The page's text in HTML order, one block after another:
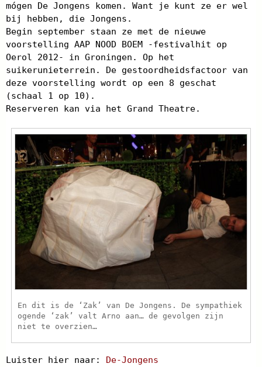
mógen De Jongens komen. Want je kunt ze er wel
bij hebben, die Jongens.
Begin september staan ze met de nieuwe
voorstelling AAP NOOD BOEM -festivalhit op
Oerol 2012- in Groningen. Op het
suikerunieterrein. De gestoordheidsfactoor van
deze voorstelling wordt op een 8 geschat
(schaal 1 op 10).
Reserveren kan via het Grand Theatre.
En dit is de ‘Zak’ van De Jongens. De sympathiek
ogende ‘zak’ valt Arno aan… de gevolgen zijn
niet te overzien…
Luister hier naar: De-Jongens